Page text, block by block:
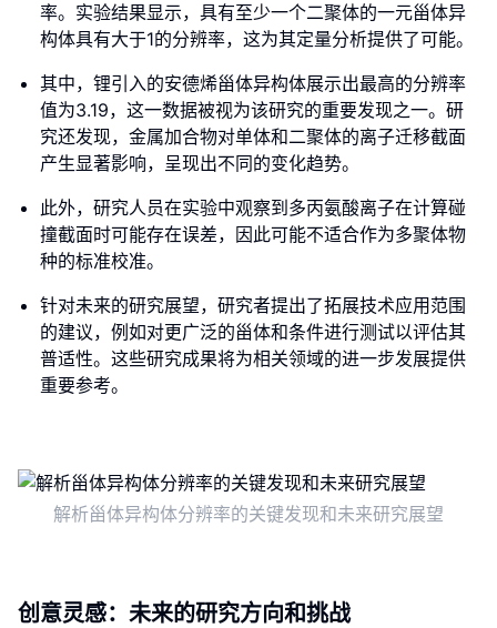
率。实验结果显示，具有至少一个二聚体的一元甾体异
构体具有大于1的分辨率，这为其定量分析提供了可能。
其中，锂引入的安德烯甾体异构体展示出最高的分辨率
值为3.19，这一数据被视为该研究的重要发现之一。研
究还发现，金属加合物对单体和二聚体的离子迁移截面
产生显著影响，呈现出不同的变化趋势。
此外，研究人员在实验中观察到多丙氨酸离子在计算碰
撞截面时可能存在误差，因此可能不适合作为多聚体物
种的标准校准。
针对未来的研究展望，研究者提出了拓展技术应用范围
的建议，例如对更广泛的甾体和条件进行测试以评估其
普适性。这些研究成果将为相关领域的进一步发展提供
重要参考。
解析甾体异构体分辨率的关键发现和未来研究展望
创意灵感：未来的研究方向和挑战